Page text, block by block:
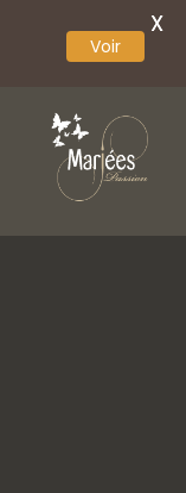
36-Marylise
Voir
X